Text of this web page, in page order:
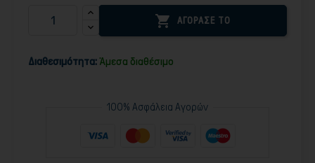
 ΑΓΟΡΑΣΕ ΤΟ
Διαθεσιμότητα: Άμεσα διαθέσιμο
100% Ασφάλεια Αγορών